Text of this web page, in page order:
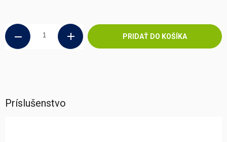
PRIDAŤ DO KOŠÍKA
Príslušenstvo